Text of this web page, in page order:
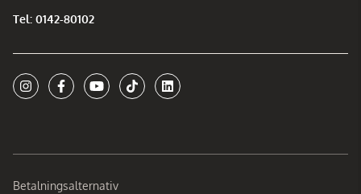
Tel: 0142-80102
Betalningsalternativ